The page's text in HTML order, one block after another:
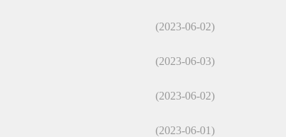
(2023-06-02)
(2023-06-03)
(2023-06-02)
(2023-06-01)